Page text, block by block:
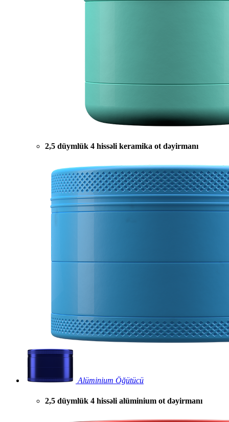
2,5 düymlük 4 hissəli keramika ot dəyirmanı
Alüminium Öğütücü
2,5 düymlük 4 hissəli alüminium ot dəyirmanı